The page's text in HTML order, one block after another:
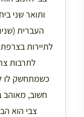
ותואר שני
העברית
לתיירות
לתרבות
כשמתחשק לו
חשוב, מאוהב
צבי הוא